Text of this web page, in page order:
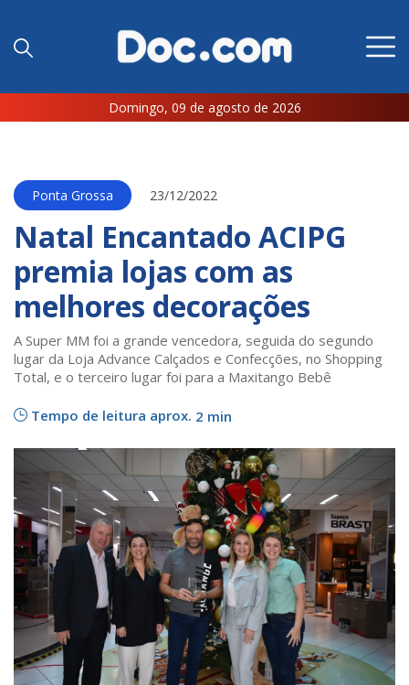
Domingo, 09 de agosto de 2026
Ponta Grossa 23/12/2022
Natal Encantado ACIPG
premia lojas com as
melhores decorações
A Super MM foi a grande vencedora, seguida do segundo
lugar da Loja Advance Calçados e Confecções, no Shopping
Total, e o terceiro lugar foi para a Maxitango Bebê
Tempo de leitura aprox. 2 min